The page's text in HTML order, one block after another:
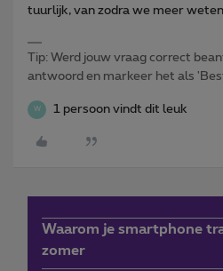
tuurlijk, van zodra we meer
Tip: Werd jouw vraag correct
antwoord en markeer het als
W 1 persoon vindt dit leuk
Waarom je smartphone
zomer